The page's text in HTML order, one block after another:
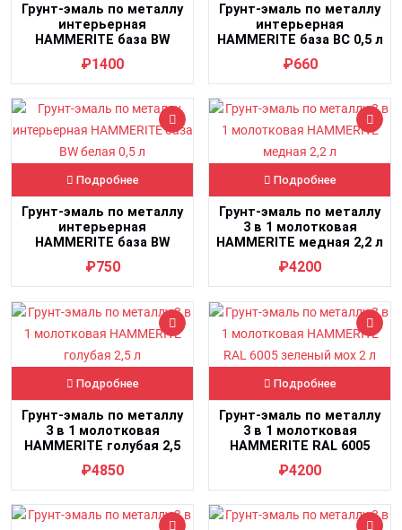
Грунт-эмаль по металлу
интерьерная
HAMMERITE база BW
белая 0,9 л
₽1400
Грунт-эмаль по металлу
интерьерная
HAMMERITE база BC 0,5 л
₽660
Подробнее
Грунт-эмаль по металлу
интерьерная
HAMMERITE база BW
белая 0,5 л
₽750
Подробнее
Грунт-эмаль по металлу
3 в 1 молотковая
HAMMERITE медная 2,2 л
₽4200
Подробнее
Грунт-эмаль по металлу
3 в 1 молотковая
HAMMERITE голубая 2,5
л
₽4850
Подробнее
Грунт-эмаль по металлу
3 в 1 молотковая
HAMMERITE RAL 6005
зеленый мох 2 л
₽4200